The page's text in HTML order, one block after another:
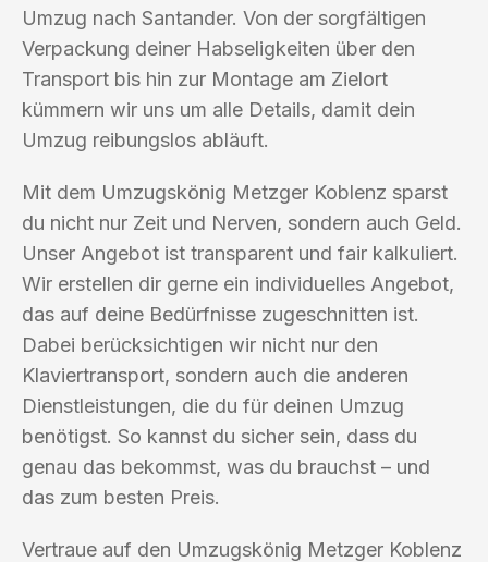
Umzug nach Santander. Von der sorgfältigen
Verpackung deiner Habseligkeiten über den
Transport bis hin zur Montage am Zielort
kümmern wir uns um alle Details, damit dein
Umzug reibungslos abläuft.
Mit dem Umzugskönig Metzger Koblenz sparst
du nicht nur Zeit und Nerven, sondern auch Geld.
Unser Angebot ist transparent und fair kalkuliert.
Wir erstellen dir gerne ein individuelles Angebot,
das auf deine Bedürfnisse zugeschnitten ist.
Dabei berücksichtigen wir nicht nur den
Klaviertransport, sondern auch die anderen
Dienstleistungen, die du für deinen Umzug
benötigst. So kannst du sicher sein, dass du
genau das bekommst, was du brauchst – und
das zum besten Preis.
Vertraue auf den Umzugskönig Metzger Koblenz